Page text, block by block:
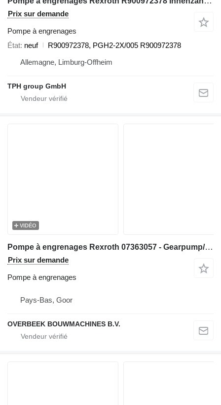
Prix sur demande
Pompe à engrenages
État neuf
R900972378, PGH2-2X/005 R900972378
Allemagne, Limburg-Offheim
TPH group GmbH
VIDÉO
Pompe à engrenages Rexroth 07363057 - Gearpump/Zahnradpumpe/Tandwielpomp pour matériel de TP
Prix sur demande
Pompe à engrenages
Pays-Bas, Goor
OVERBEEK BOUWMACHINES B.V.